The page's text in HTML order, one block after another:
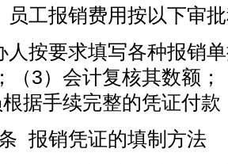
工报销费用按以下审
人按要求填写各种报销
（3）会计复核其数额
根据手续完整的凭证付
报销凭证的填制方法